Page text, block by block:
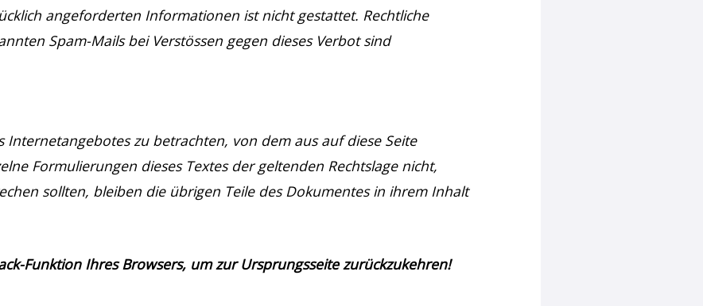
angeforderten Informationen ist nicht gestattet. Rechtliche
Spam-Mails bei Verstössen gegen dieses Verbot sind
Internetangebotes zu betrachten, von dem aus auf diese Seite
Formulierungen dieses Textes der geltenden Rechtslage nicht,
sollten, bleiben die übrigen Teile des Dokumentes in ihrem Inhalt
Funktion Ihres Browsers, um zur Ursprungsseite zurückzukehren!